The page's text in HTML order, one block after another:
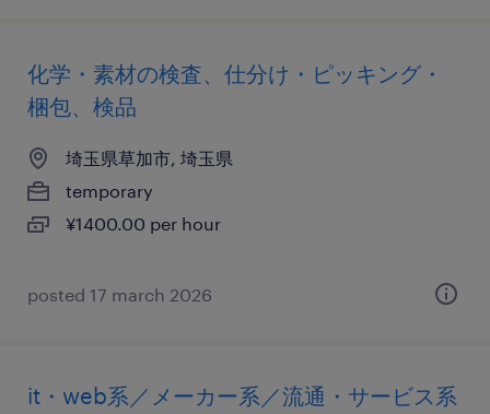
化学・素材の検査、仕分け・ピッキング・
梱包、検品
埼玉県草加市, 埼玉県
temporary
¥1400.00 per hour
posted 17 march 2026
it・web系／メーカー系／流通・サービス系